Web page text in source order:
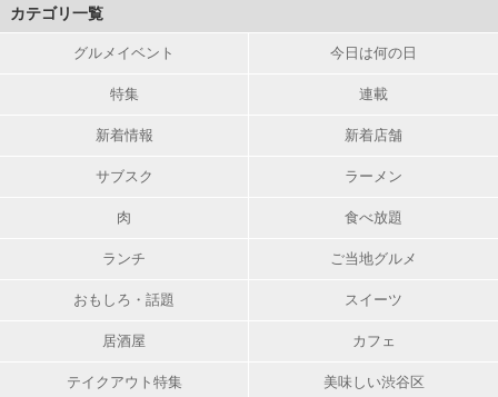
カテゴリ一覧
グルメイベント 今日は何の日
特集 連載
新着情報 新着店舗
サブスク ラーメン
肉 食べ放題
ランチ ご当地グルメ
おもしろ・話題 スイーツ
居酒屋 カフェ
テイクアウト特集 美味しい渋谷区